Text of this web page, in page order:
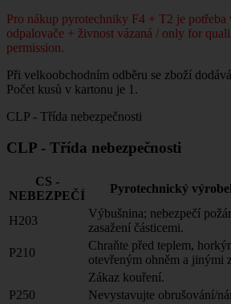
Pro nákup pyrotechniky F4 + T2 je potřeba
odpalovače + živnost vázaná / only for
permission.
Při velkoobchodním odběru se zboží
Počet kusů v kartonu je 1.
CLP - Třída nebezpečnosti
CLP - Třída nebezpečnosti
CS -
NEBEZPEČÍ
Pyrotechnický
H203
Výbušnina; nebezpečí
zasažení částicemi.
P210
Chraňte před teplem,
otevřeným ohněm a jinými
Zákaz kouření.
P250
Nevystavujte obrušování/